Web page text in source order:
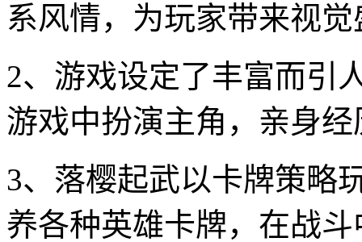
系风情，为玩家带来视
2、游戏设定了丰富而引
游戏中扮演主角，亲身
3、落樱起武以卡牌策略
养各种英雄卡牌，在战